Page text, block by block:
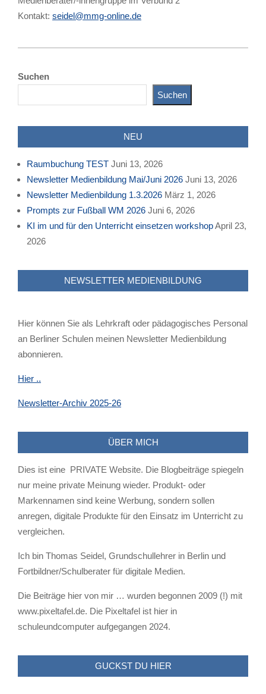
Kontakt: seidel@mmg-online.de
09
Suchen
Suchen
NEU
Raumbuchung TEST Juni 13, 2026
Newsletter Medienbildung Mai/Juni 2026 Juni 13, 2026
Newsletter Medienbildung 1.3.2026 März 1, 2026
Prompts zur Fußball WM 2026 Juni 6, 2026
KI im und für den Unterricht einsetzen workshopApril 23,
2026
NEWSLETTER MEDIENBILDUNG
Hier können Sie als Lehrkraft oder pädagogisches Personal
an Berliner Schulen meinen Newsletter Medienbildung
abonnieren.
Hier ..
Newsletter-Archiv 2025-26
ÜBER MICH
Dies ist eine PRIVATE Website. Die Blogbeiträge spiegeln
nur meine private Meinung wieder. Produkt- oder
Markennamen sind keine Werbung, sondern sollen
anregen, digitale Produkte für den Einsatz im Unterricht zu
vergleichen.
Ich bin Thomas Seidel, Grundschullehrer in Berlin und
Fortbildner/Schulberater für digitale Medien.
Die Beiträge hier von mir … wurden begonnen 2009 (!) mit
www.pixeltafel.de. Die Pixeltafel ist hier in
schuleundcomputer aufgegangen 2024.
GUCKST DU HIER